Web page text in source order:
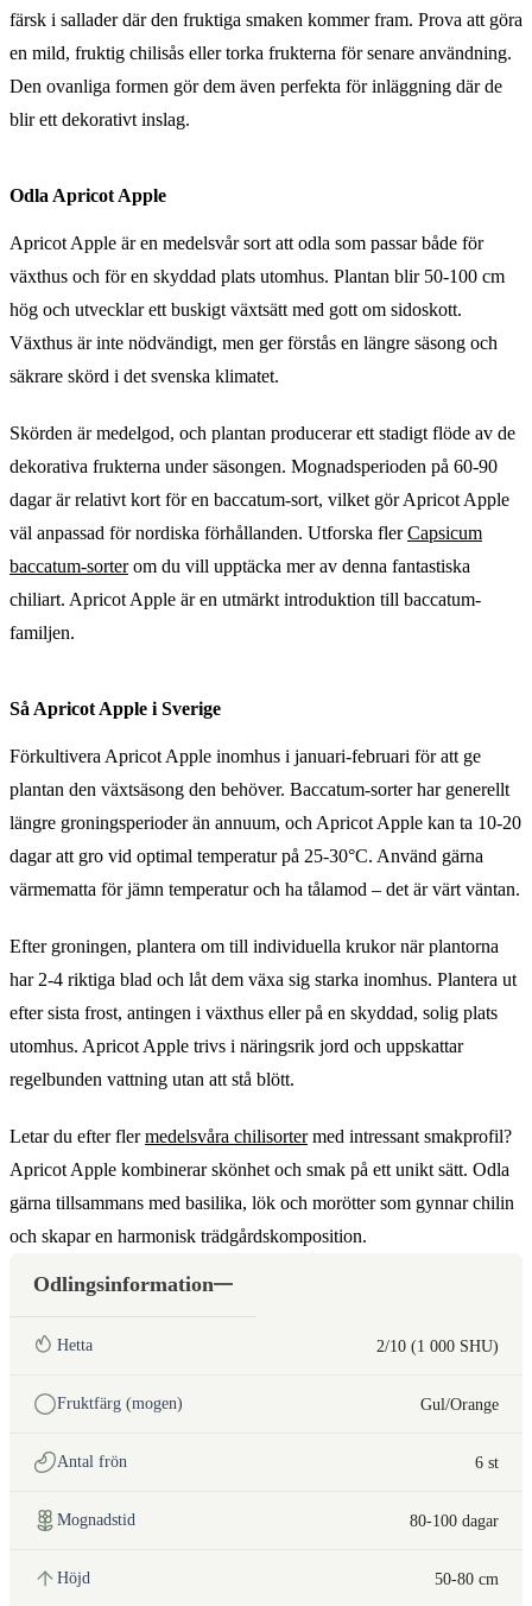
färsk i sallader där den fruktiga smaken kommer fram. Prova att göra
en mild, fruktig chilisås eller torka frukterna för senare användning.
Den ovanliga formen gör dem även perfekta för inläggning där de
blir ett dekorativt inslag.
Odla Apricot Apple
Apricot Apple är en medelsvår sort att odla som passar både för
växthus och för en skyddad plats utomhus. Plantan blir 50-100 cm
hög och utvecklar ett buskigt växtsätt med gott om sidoskott.
Växthus är inte nödvändigt, men ger förstås en längre säsong och
säkrare skörd i det svenska klimatet.
Skörden är medelgod, och plantan producerar ett stadigt flöde av de
dekorativa frukterna under säsongen. Mognadsperioden på 60-90
dagar är relativt kort för en baccatum-sort, vilket gör Apricot Apple
väl anpassad för nordiska förhållanden. Utforska flerCapsicum
baccatum-sorterom du vill upptäcka mer av denna fantastiska
chiliart. Apricot Apple är en utmärkt introduktion till baccatum-
familjen.
Så Apricot Apple i Sverige
Förkultivera Apricot Apple inomhus i januari-februari för att ge
plantan den växtsäsong den behöver. Baccatum-sorter har generellt
längre groningsperioder än annuum, och Apricot Apple kan ta 10-20
dagar att gro vid optimal temperatur på 25-30°C. Använd gärna
värmematta för jämn temperatur och ha tålamod – det är värt väntan.
Efter groningen, plantera om till individuella krukor när plantorna
har 2-4 riktiga blad och låt dem växa sig starka inomhus. Plantera ut
efter sista frost, antingen i växthus eller på en skyddad, solig plats
utomhus. Apricot Apple trivs i näringsrik jord och uppskattar
regelbunden vattning utan att stå blött.
Letar du efter flermedelsvåra chilisortermed intressant smakprofil?
Apricot Apple kombinerar skönhet och smak på ett unikt sätt. Odla
gärna tillsammans med basilika, lök och morötter som gynnar chilin
och skapar en harmonisk trädgårdskomposition.
Odlingsinformation
Hetta 2/10 (1 000 SHU)
Fruktfärg (mogen) Gul/Orange
Antal frön 6 st
Mognadstid 80-100 dagar
Höjd 50-80 cm